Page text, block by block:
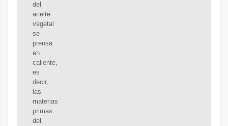
del
aceite
vegetal
se
prensa
en
caliente,
es
decir,
las
materias
primas
del